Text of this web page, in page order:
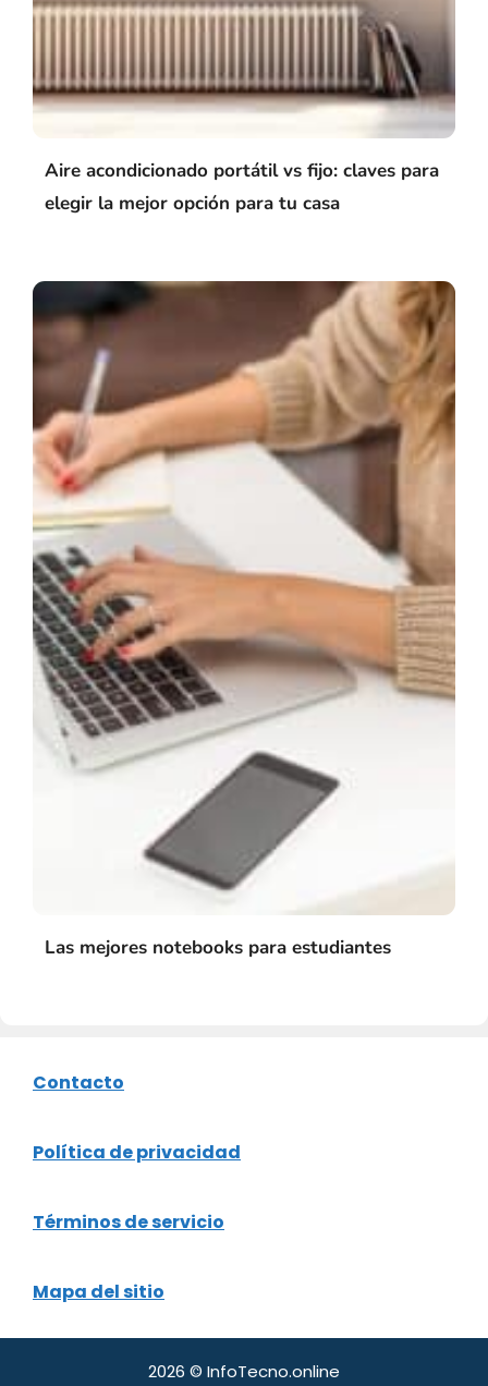
Aire acondicionado portátil vs fijo: claves para
elegir la mejor opción para tu casa
Las mejores notebooks para estudiantes
Contacto
Política de privacidad
Términos de servicio
Mapa del sitio
2026 © InfoTecno.online